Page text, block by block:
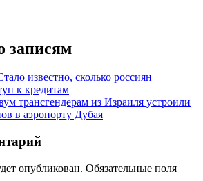
записям
известно, сколько россиян
к кредитам
трансгендерам из Израиля устроили
в аэропорту Дубая
опубликован. Обязательные поля